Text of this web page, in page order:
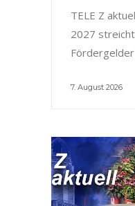
TELE Z
2027
7. August 2026